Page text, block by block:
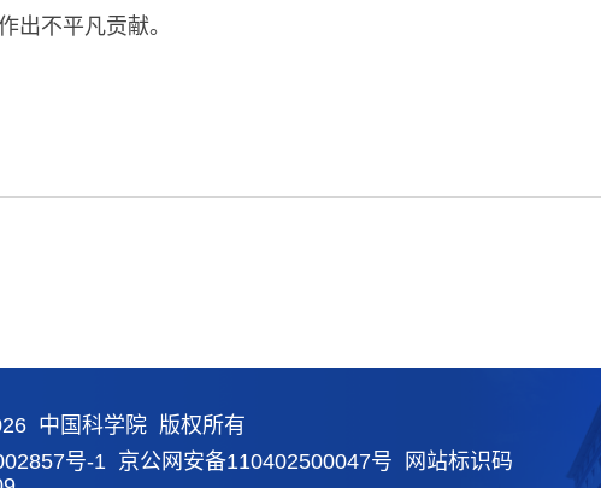
出不平凡贡献。
中国科学院 版权所有
号-1京公网安备110402500047号 网站标识码